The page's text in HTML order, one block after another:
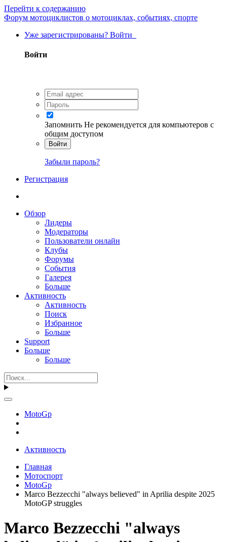
Перейти к содержанию
Форум мотоциклистов о мотоциклах, событиях, спорте
Уже зарегистрированы? Войти
Войти
Запомнить Не рекомендуется для компьютеров с
общим доступом
Войти
Забыли пароль?
Регистрация
Обзор
Лидеры
Модераторы
Пользователи онлайн
Клубы
Форумы
События
Галерея
Больше
Активность
Активность
Поиск
Избранное
Больше
Support
Больше
Больше
MotoGp
Активность
Главная
Мотоспорт
MotoGp
Marco Bezzecchi "always believed" in Aprilia despite 2025
MotoGP struggles
Marco Bezzecchi "always